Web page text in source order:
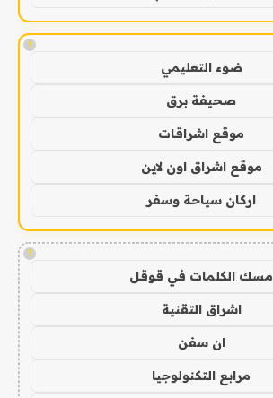
!
ضوء التعليمي
صحيفة برق
موقع اشراقات
موقع اشراق اون لاين
اركان سياحة وسفر
!
مسك الكلمات في قوقل
اشراق التقنية
ان سفن
مرابع التكنولوجيا